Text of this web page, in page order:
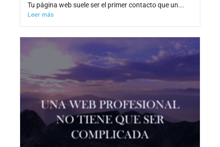
Tu página web suele ser el primer contacto que un...
Leer más